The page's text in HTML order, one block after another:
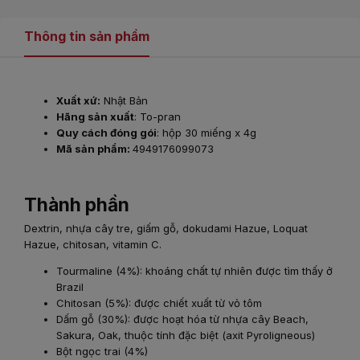
Thông tin sản phẩm
Xuất xứ: Nhật Bản
Hãng sản xuất: To-pran
Quy cách đóng gói: hộp 30 miếng x 4g
Mã sản phẩm: 4949176099073
Thành phần
Dextrin, nhựa cây tre, giấm gỗ, dokudami Hazue, Loquat
Hazue, chitosan, vitamin C.
Tourmaline (4%): khoáng chất tự nhiên được tìm thấy ở
Brazil
Chitosan (5%): được chiết xuất từ vỏ tôm
Dấm gỗ (30%): được hoạt hóa từ nhựa cây Beach,
Sakura, Oak, thuộc tính đặc biệt (axit Pyroligneous)
Bột ngọc trai (4%)